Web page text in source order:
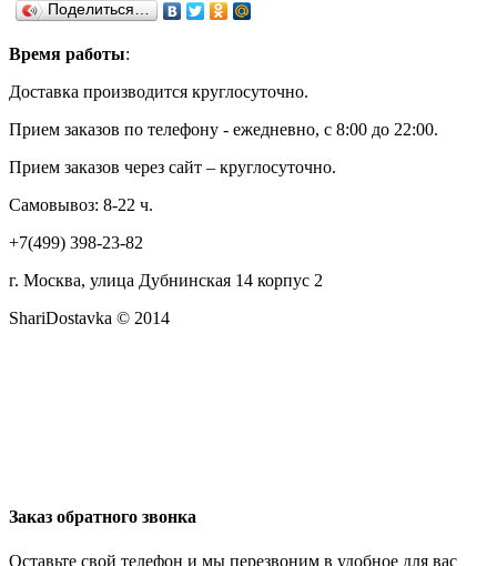
Поделиться…
Время работы:
Доставка производится круглосуточно.
Прием заказов по телефону - ежедневно, с 8:00 до 22:00.
Прием заказов через сайт – круглосуточно.
Самовывоз: 8-22 ч.
+7(499) 398-23-82
г. Москва, улица Дубнинская 14 корпус 2
ShariDostavka © 2014
Заказ обратного звонка
Оставьте свой телефон и мы перезвоним в удобное для вас